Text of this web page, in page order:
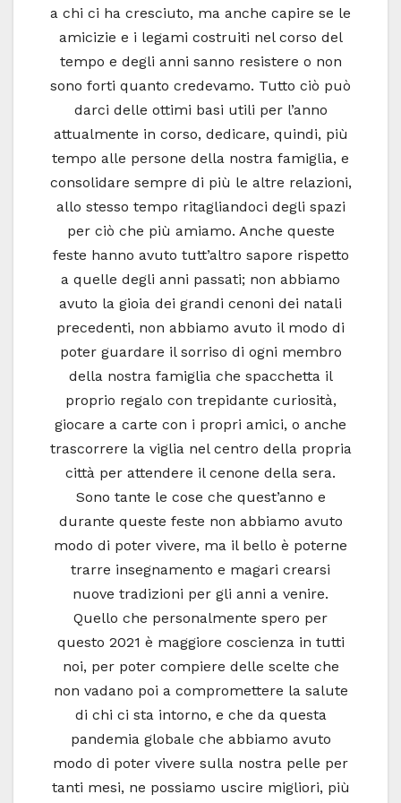
a chi ci ha cresciuto, ma anche capire se le
amicizie e i legami costruiti nel corso del
tempo e degli anni sanno resistere o non
sono forti quanto credevamo. Tutto ciò può
darci delle ottimi basi utili per l’anno
attualmente in corso, dedicare, quindi, più
tempo alle persone della nostra famiglia, e
consolidare sempre di più le altre relazioni,
allo stesso tempo ritagliandoci degli spazi
per ciò che più amiamo. Anche queste
feste hanno avuto tutt’altro sapore rispetto
a quelle degli anni passati; non abbiamo
avuto la gioia dei grandi cenoni dei natali
precedenti, non abbiamo avuto il modo di
poter guardare il sorriso di ogni membro
della nostra famiglia che spacchetta il
proprio regalo con trepidante curiosità,
giocare a carte con i propri amici, o anche
trascorrere la viglia nel centro della propria
città per attendere il cenone della sera.
Sono tante le cose che quest’anno e
durante queste feste non abbiamo avuto
modo di poter vivere, ma il bello è poterne
trarre insegnamento e magari crearsi
nuove tradizioni per gli anni a venire.
Quello che personalmente spero per
questo 2021 è maggiore coscienza in tutti
noi, per poter compiere delle scelte che
non vadano poi a compromettere la salute
di chi ci sta intorno, e che da questa
pandemia globale che abbiamo avuto
modo di poter vivere sulla nostra pelle per
tanti mesi, ne possiamo uscire migliori, più